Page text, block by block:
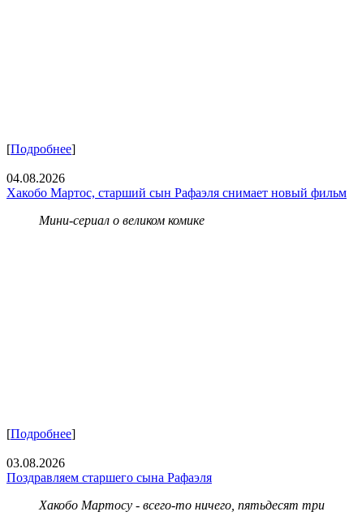
[Подробнее]
04.08.2026
Хакобо Мартос, старший сын Рафаэля снимает новый фильм
Мини-сериал о великом комике
[Подробнее]
03.08.2026
Поздравляем старшего сына Рафаэля
Хакобо Мартосу - всего-то ничего, пятьдесят три